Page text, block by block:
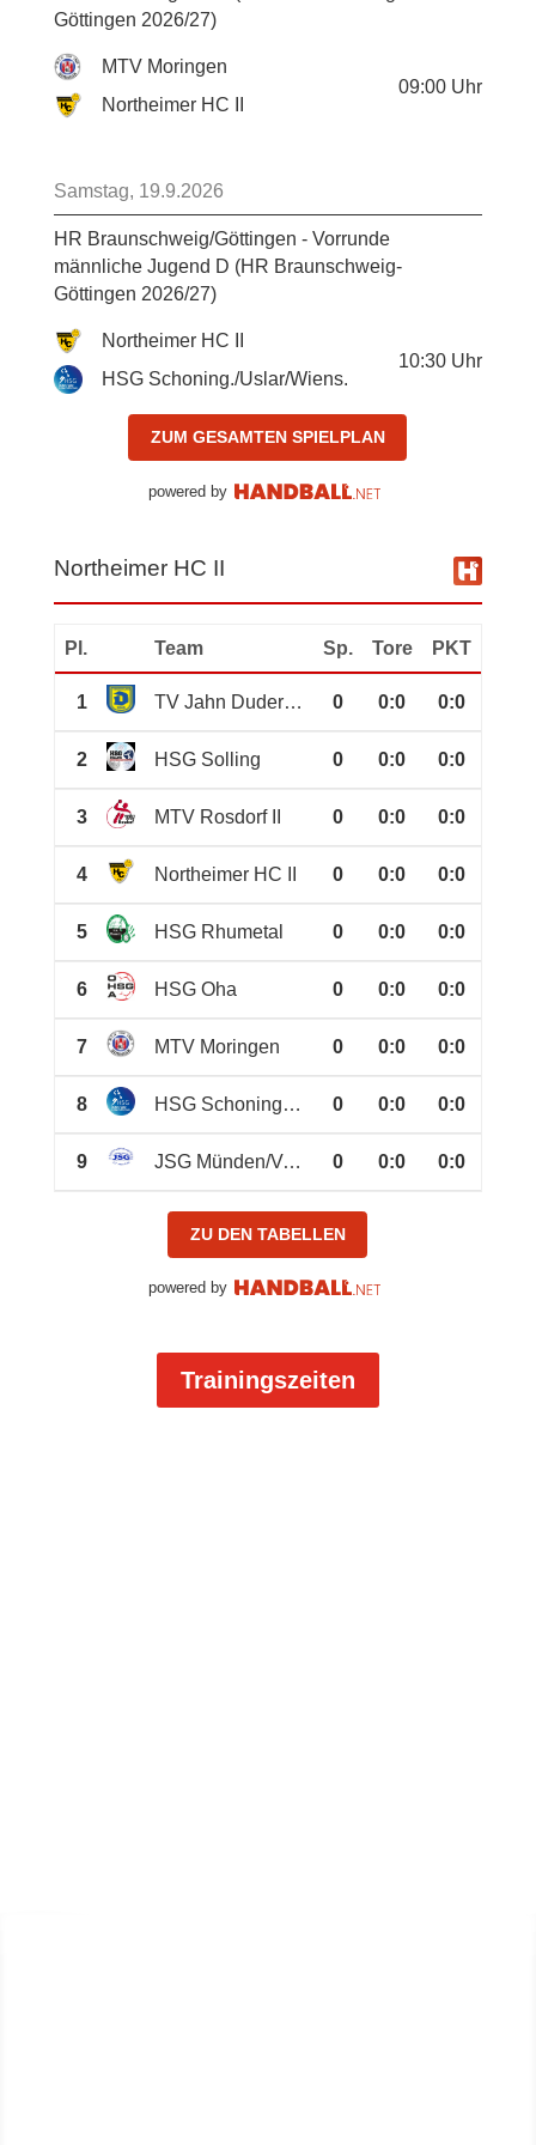
Göttingen 2026/27)
MTV Moringen
Northeimer HC II
09:00 Uhr
Samstag, 19.9.2026
HR Braunschweig/Göttingen - Vorrunde
männliche Jugend D (HR Braunschweig-
Göttingen 2026/27)
Northeimer HC II
HSG Schoning./Uslar/Wiens.
10:30 Uhr
ZUM GESAMTEN SPIELPLAN
powered by
Northeimer HC II
Pl. Team Sp. Tore PKT
1 TV Jahn Duderstadt 0 0:0 0:0
2 HSG Solling 0 0:0 0:0
3 MTV Rosdorf II 0 0:0 0:0
4 Northeimer HC II 0 0:0 0:0
5 HSG Rhumetal 0 0:0 0:0
6 HSG Oha 0 0:0 0:0
7 MTV Moringen 0 0:0 0:0
8 HSG Schoning./Uslar/Wiens. 0 0:0 0:0
9 JSG Münden/Volkmarsh. II 0 0:0 0:0
ZU DEN TABELLEN
powered by
Trainingszeiten